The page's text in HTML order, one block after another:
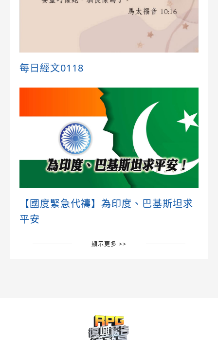
每日經文0118
【國度緊急代禱】為印度、巴基斯坦求
平安
顯示更多 >>